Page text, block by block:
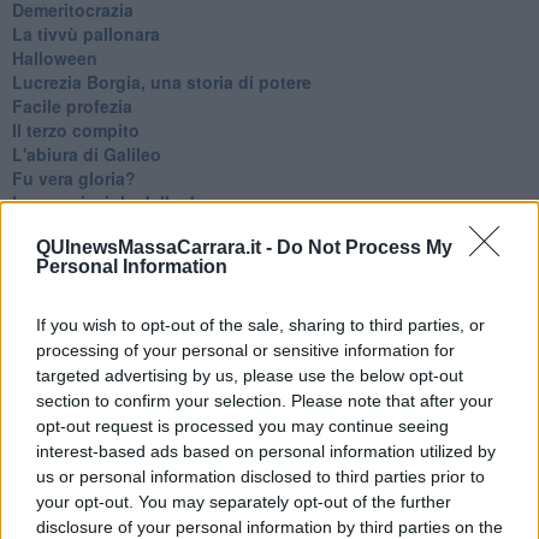
QUInewsMassaCarrara.it - Do Not Process My
Personal Information
If you wish to opt-out of the sale, sharing to third parties, or
processing of your personal or sensitive information for
targeted advertising by us, please use the below opt-out
section to confirm your selection. Please note that after your
opt-out request is processed you may continue seeing
interest-based ads based on personal information utilized by
us or personal information disclosed to third parties prior to
your opt-out. You may separately opt-out of the further
disclosure of your personal information by third parties on the
Demeritocrazia
La tivvù pallonara
Halloween
​Lucrezia Borgia, una storia di potere
Facile profezia
Il terzo compito
L'abiura di Galileo
Fu vera gloria?
La guerricciola delle due rose
Alla fermata dell'autobus
La repressione sessuale per sentito dire
Foto storica
Esequie solenni
Nostalgia del sangue blu
Teste calde
Non avere e non essere
Armiamoci e... avviatevi
Da Capodanno a Carnevale
Schizzi di fango
Sor-riso amaro